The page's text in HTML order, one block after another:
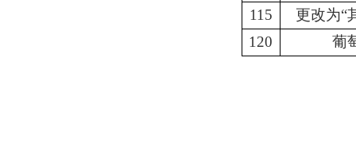
115
更改为“
120
葡